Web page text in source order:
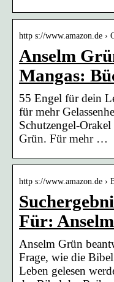
http s://www.amazon.de ›
Anselm
Mangas:
55 Engel für dein
für mehr
Schutzengel-
Grün. Für mehr …
http s://www.amazon.de ›
Für:
Anselm Grün
Frage, wie die
Leben gelesen